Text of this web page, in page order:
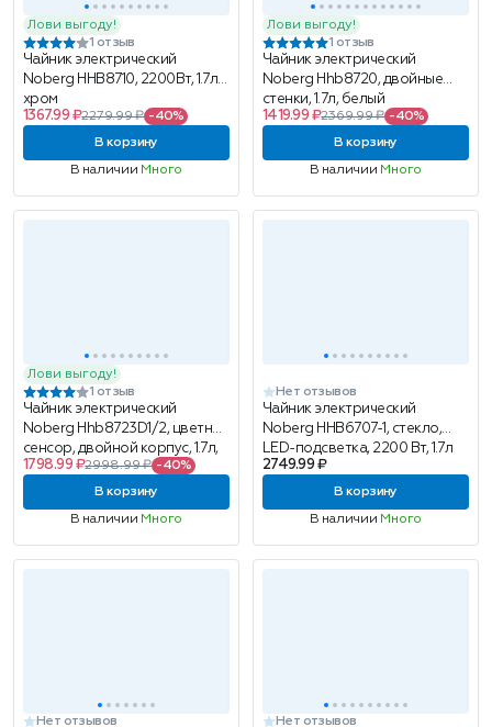
Лови выгоду!
1 отзыв
Чайник электрический
Noberg HHB8710, 2200Вт, 1.7л,
хром
1367.99 ₽2279.99 ₽ -40%
В корзину
В наличии Много
Лови выгоду!
1 отзыв
Чайник электрический
Noberg Hhb8720, двойные
стенки, 1.7л, белый
1419.99 ₽2369.99 ₽ -40%
В корзину
В наличии Много
Лови выгоду!
1 отзыв
Чайник электрический
Noberg Hhb8723D1/2, цветной
сенсор, двойной корпус, 1.7л,
сиреневый
1798.99 ₽2998.99 ₽ -40%
В корзину
В наличии Много
Нет отзывов
Чайник электрический
Noberg HHB6707-1, стекло,
LED-подсветка, 2200 Вт, 1.7л
2749.99 ₽
В корзину
В наличии Много
Нет отзывов Нет отзывов